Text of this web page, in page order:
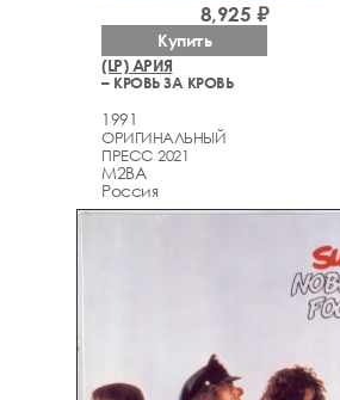
(LP) АРИЯ
– КРОВЬ ЗА КРОВЬ
1991
ОРИГИНАЛЬНЫЙ
ПРЕСС 2021
M2BA
Россия
8,925 ₽
Купить